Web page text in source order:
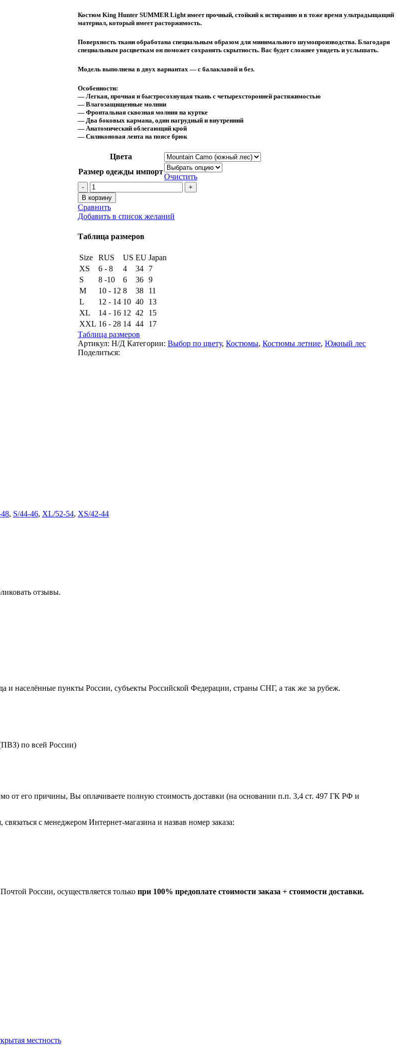
Костюм King Hunter SUMMER Light имеет прочный, стойкий к истиранию и в тоже время ультрадыщащий
материал, который имеет расторжимость.
Поверхность ткани обработана специальным образом для минимального шумопроизводства. Благодаря
специальным расцветкам он поможет сохранять скрытность. Вас будет сложнее увидеть и услышать.
Модель выполнена в двух вариантах — с балаклавой и без.
Особенности:
— Легкая, прочная и быстросохнущая ткань с четырехсторонней растяжимостью
— Влагозащищенные молнии
— Фронтальная сквозная молния на куртке
— Два боковых кармана, один нагрудный и внутренний
— Анатомический облегающий крой
— Силиконовая лента на поясе брюк
Цвета
Размер одежды импорт
Очистить
Количество
товара
Костюм
King
Hunter
LIGHT
В корзину
Сравнить
Добавить в список желаний
Таблица размеров
Size RUS US EU Japan
XS
6 - 8 4 34
7
S
8 -10 6 36 9
M
10 - 12 8 38
11
L
12 - 14 10 40
13
XL
14 - 16 12 42
15
XXL 16 - 28 14 44
17
Таблица размеров
Артикул: Н/Д Категории: Выбор по цвету, Костюмы, Костюмы летние, Южный лес
Поделиться:
, S/44-46, XL/52-54, XS/42-44
отзывы.
и населённые пункты России, субъекты Российской Федерации, страны СНГ, а так же за рубеж.
по всей России)
от его причины, Вы оплачиваете полную стоимость доставки (на основании п.п. 3,4 ст. 497 ГК РФ и
, связаться с менеджером Интернет-магазина и назвав номер заказа:
России, осуществляется только при 100% предоплате стоимости заказа + стоимости доставки.
местность